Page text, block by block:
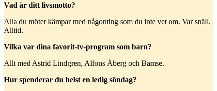
Vad är ditt livsmotto?
Alla du möter kämpar med någonting som du inte vet om. Var snäll.
Alltid.
Vilka var dina favorit-tv-program som barn?
Allt med Astrid Lindgren, Alfons Åberg och Bamse.
Hur spenderar du helst en ledig söndag?